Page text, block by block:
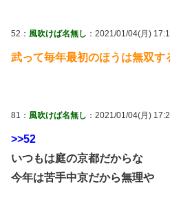
52： 風吹けば名無し ：2021/01/04(月)
武って毎年最初のほうは無双す
81： 風吹けば名無し ：2021/01/04(月)
>>52
いつもは庭の京都だからな
今年は苦手中京だから無理や